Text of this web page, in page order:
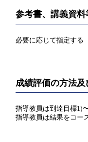
参考書、講義資料
必要に応じて指定する
成績評価の方法及
指導教員は到達目標1)
指導教員は結果をコー